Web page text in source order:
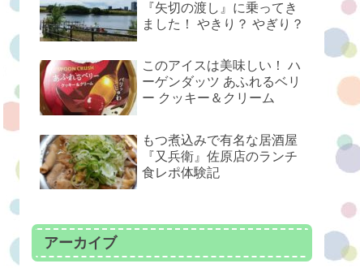
『矢切の渡し』に乗ってき
ました！ やきり？ やぎり？
このアイスは美味しい！ ハ
ーゲンダッツ あふれるベリ
ー クッキー＆クリーム
もつ煮込みで有名な居酒屋
『又兵衛』佐原店のランチ
食レポ体験記
アーカイブ